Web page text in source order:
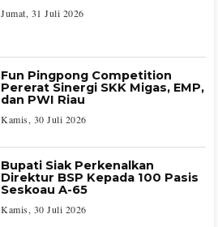
Jumat, 31 Juli 2026
Fun Pingpong Competition
Pererat Sinergi SKK Migas, EMP,
dan PWI Riau
Kamis, 30 Juli 2026
Bupati Siak Perkenalkan
Direktur BSP Kepada 100 Pasis
Seskoau A-65
Kamis, 30 Juli 2026